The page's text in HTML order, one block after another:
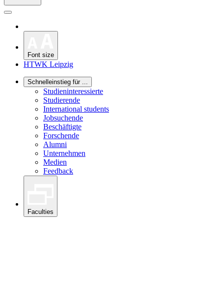
Font size
HTWK Leipzig
Schnelleinstieg für ...
Studieninteressierte
Studierende
International students
Jobsuchende
Beschäftigte
Forschende
Alumni
Unternehmen
Medien
Feedback
Faculties